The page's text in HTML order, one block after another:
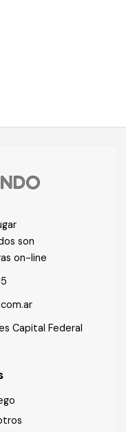
son
on-line
Capital Federal